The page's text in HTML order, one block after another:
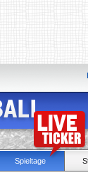
Spieltage